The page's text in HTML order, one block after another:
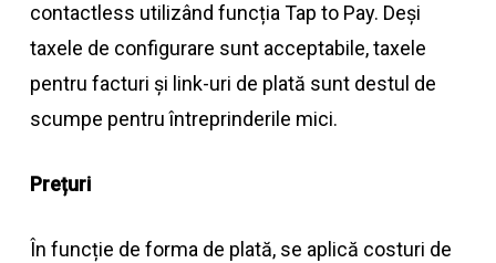
contactless utilizând funcția Tap to Pay. Deși
taxele de configurare sunt acceptabile, taxele
pentru facturi și link-uri de plată sunt destul de
scumpe pentru întreprinderile mici.
Prețuri
În funcție de forma de plată, se aplică costuri de